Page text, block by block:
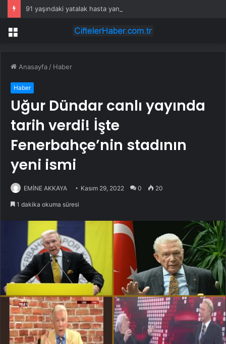
91 yaşındaki yatalak hasta yangında hayatını kaybetti
Menü
Anasayfa / Haber
Haber
Uğur Dündar canlı yayında
tarih verdi! İşte
Fenerbahçe’nin stadının
yeni ismi
EMİNE AKKAYA Kasım 29, 2022 0 20
1 dakika okuma süresi